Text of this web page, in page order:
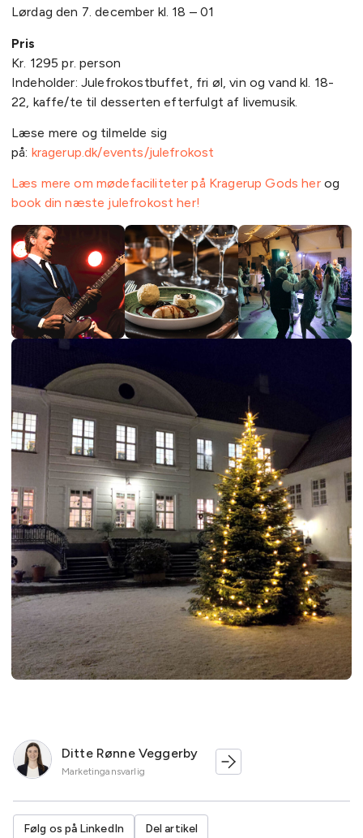
Lørdag den 7. december kl. 18 – 01
Pris
Kr. 1295 pr. person
Indeholder: Julefrokostbuffet, fri øl, vin og vand kl. 18-
22, kaffe/te til desserten efterfulgt af livemusik.
Læse mere og tilmelde sig
på: kragerup.dk/events/julefrokost
Læs mere om mødefaciliteter på Kragerup Gods herog
book din næste julefrokost her!
Ditte Rønne Veggerby
Marketingansvarlig
Følg os på LinkedIn Del artikel